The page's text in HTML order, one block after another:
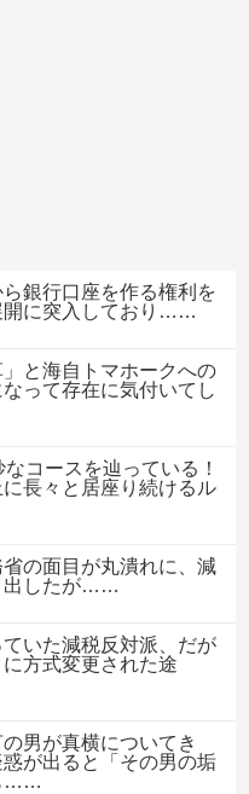
銀行口座を作る権利を
開に突入しており……
」と海自トマホークへの
って存在に気付いてし
コースを辿っている！
長々と居座り続けるル
の面目が丸潰れに、減
出したが……
いた減税反対派、だが
方式変更された途
男が真横についてき
が出ると「その男の垢
……